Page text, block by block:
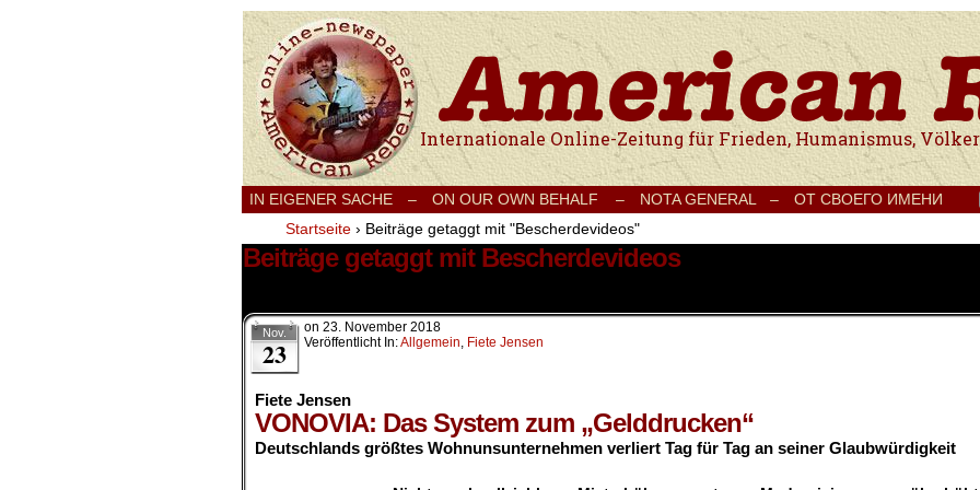
Internationale Onlinezeitung für Frieden, Humanismus, Völkerverständigung und
IN EIGENER SACHE – ON OUR OWN BEHALF – NOTA GENERAL – ОТ СВОЕГО ИМЕНИ
Startseite › Beiträge getaggt mit "Bescherdevideos"
Beiträge getaggt mit Bescherdevideos
Nov.
23
on 23. November 2018
Veröffentlicht In:Allgemein, Fiete Jensen
Fiete Jensen
VONOVIA: Das System zum „Gelddrucken“
Deutschlands größtes Wohnunsunternehmen verliert Tag für Tag an seiner Glaubwürdigkeit